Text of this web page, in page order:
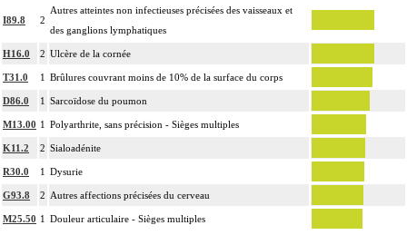
I89.8 2
Autres atteintes non infectieuses précisées des vaisseaux et
des ganglions lymphatiques
H16.0 2 Ulcère de la cornée
T31.0 1 Brûlures couvrant moins de 10% de la surface du corps
D86.0 1 Sarcoïdose du poumon
M13.00 1 Polyarthrite, sans précision - Sièges multiples
K11.2 2 Sialoadénite
R30.0 1 Dysurie
G93.8 2 Autres affections précisées du cerveau
M25.50 1 Douleur articulaire - Sièges multiples